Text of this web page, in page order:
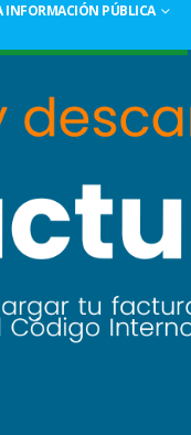
INFORMACIÓN PÚBLICA